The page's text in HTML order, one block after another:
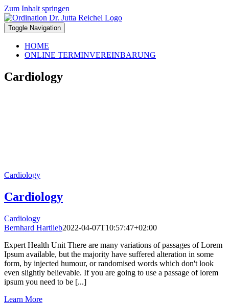
Zum Inhalt springen
Toggle Navigation
HOME
ONLINE TERMINVEREINBARUNG
Cardiology
Cardiology
Cardiology
Cardiology
Bernhard Hartlieb2022-04-07T10:57:47+02:00
Expert Health Unit There are many variations of passages of Lorem
Ipsum available, but the majority have suffered alteration in some
form, by injected humour, or randomised words which don't look
even slightly believable. If you are going to use a passage of lorem
ipsum you need to be [...]
Learn More